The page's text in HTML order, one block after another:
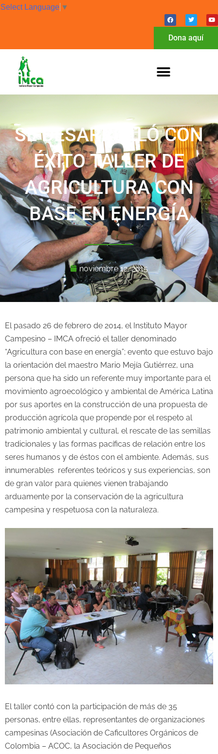
Select Language ▼
Dona aquí
SE DESARROLLÓ CON
ÉXITO TALLER DE
AGRICULTURA CON
BASE EN ENERGÍA
noviembre 12, 2015
El pasado 26 de febrero de 2014, el Instituto Mayor
Campesino – IMCA ofreció el taller denominado
“Agricultura con base en energía”; evento que estuvo bajo
la orientación del maestro Mario Mejía Gutiérrez, una
persona que ha sido un referente muy importante para el
movimiento agroecológico y ambiental de América Latina
por sus aportes en la construcción de una propuesta de
producción agrícola que propende por el respeto al
patrimonio ambiental y cultural, el rescate de las semillas
tradicionales y las formas pacíficas de relación entre los
seres humanos y de éstos con el ambiente. Además, sus
innumerables referentes teóricos y sus experiencias, son
de gran valor para quienes vienen trabajando
arduamente por la conservación de la agricultura
campesina y respetuosa con la naturaleza.
El taller contó con la participación de más de 35
personas, entre ellas, representantes de organizaciones
campesinas (Asociación de Caficultores Orgánicos de
Colombia – ACOC, la Asociación de Pequeños